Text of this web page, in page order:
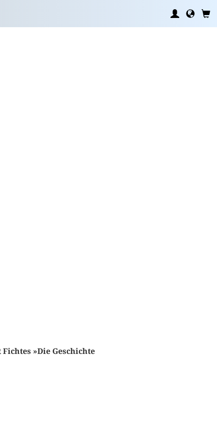
»Die Geschichte